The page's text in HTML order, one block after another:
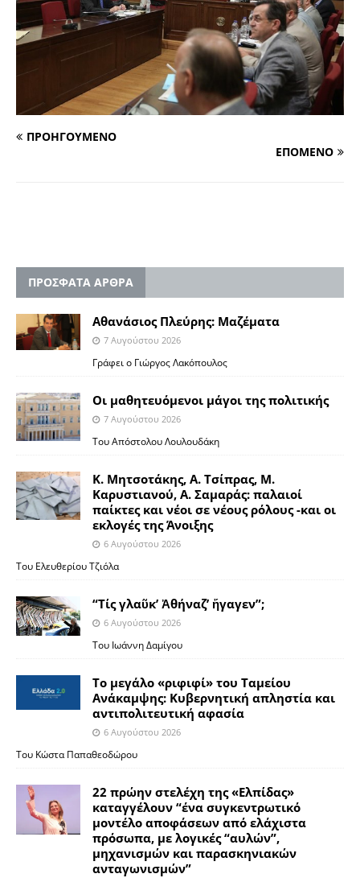
ΠΡΟΗΓΟΥΜΕΝΟ
ΕΠΟΜΕΝΟ
ΠΡΟΣΦΑΤΑ ΑΡΘΡΑ
Αθανάσιος Πλεύρης: Μαζέματα
7 Αυγούστου 2026
Γράφει ο Γιώργος Λακόπουλος
Οι μαθητευόμενοι μάγοι της πολιτικής
7 Αυγούστου 2026
Του Απόστολου Λουλουδάκη
Κ. Μητσοτάκης, Α. Τσίπρας, Μ.
Καρυστιανού, Α. Σαμαράς: παλαιοί
παίκτες και νέοι σε νέους ρόλους -και οι
εκλογές της Άνοιξης
6 Αυγούστου 2026
Του Ελευθερίου Τζιόλα
“Τίς γλαῦκ’ Ἀθήναζ’ ἤγαγεν”;
6 Αυγούστου 2026
Του Ιωάννη Δαμίγου
Το μεγάλο «ριφιφί» του Ταμείου
Ανάκαμψης: Κυβερνητική απληστία και
αντιπολιτευτική αφασία
6 Αυγούστου 2026
Του Κώστα Παπαθεοδώρου
22 πρώην στελέχη της «Ελπίδας»
καταγγέλουν “ένα συγκεντρωτικό
μοντέλο αποφάσεων από ελάχιστα
πρόσωπα, με λογικές “αυλών”,
μηχανισμών και παρασκηνιακών
ανταγωνισμών”